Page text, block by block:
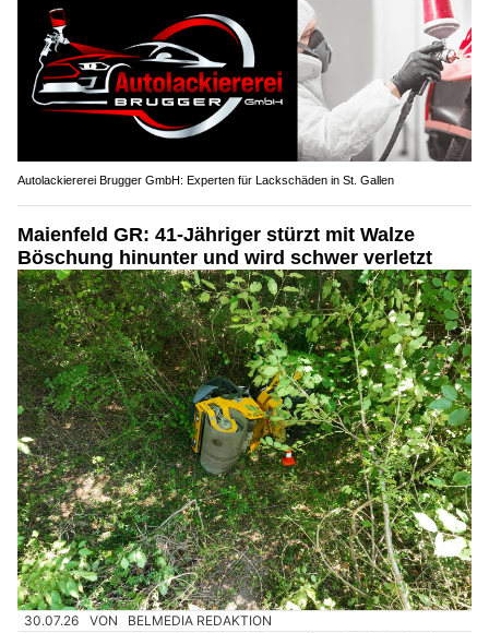
Autolackiererei Brugger GmbH: Experten für Lackschäden in St. Gallen
Maienfeld GR: 41-Jähriger stürzt mit Walze
Böschung hinunter und wird schwer verletzt
30.07.26 VON BELMEDIA REDAKTION